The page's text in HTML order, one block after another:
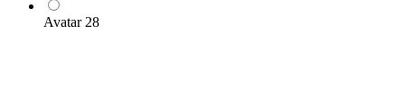
Avatar 28